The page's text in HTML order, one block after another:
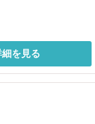
細を見る